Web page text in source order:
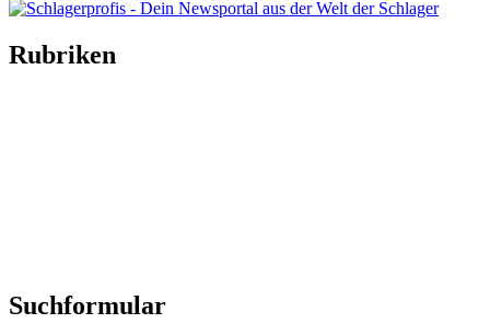
Rubriken
Suchformular